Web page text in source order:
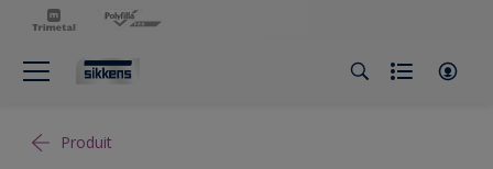
Produit